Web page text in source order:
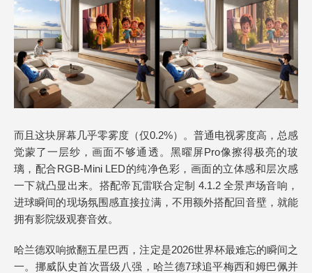
而且这块屏幕几乎零雾度（仅0.2%）。普通电视雾度高，总感
觉蒙了一层纱，画面不够通透。黑曜屏Pro像擦得极亮的玻
璃，配合RGB-Mini LED的纯净色彩，画面的立体感和层次感
一下就凸显出来。搭配帝瓦雷联合定制 4.1.2 全景声场音响，
进球瞬间的现场氛围感直接拉满，不用额外搭配回音壁，就能
拥有影院级观赛音效。
哈兰德双响掀翻五星巴西，注定是2026世界杯最难忘的瞬间之
一。挪威队史首次晋级八强，哈兰德7球追平梅西和姆巴佩并